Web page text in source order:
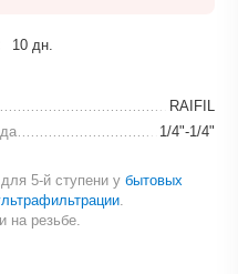
10 дн.
RAIFIL
1/4"-1/4"
5-й ступени убытовых
.
на резьбе.